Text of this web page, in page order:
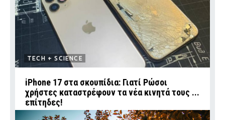
TECH + SCIENCE
iPhone 17 στα σκουπίδια: Γιατί Ρώσοι
χρήστες καταστρέφουν τα νέα κινητά τους ...
επίτηδες!